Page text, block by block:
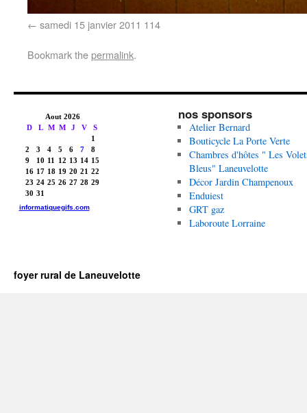
samedi 15 janvier 2011 114
Bookmark thepermalink.
nos sponsors
Atelier Bernard
Bouticycle La Porte Verte
Chambres d'hôtes " Les
Bleus" Laneuvelotte
Décor Jardin Champenoux
Enduiest
GRT gaz
Laboroute Lorraine
foyer rural de Laneuvelotte